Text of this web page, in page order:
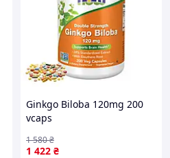
Ginkgo Biloba 120mg 200
vcaps
1 422 ₴
1 580₴